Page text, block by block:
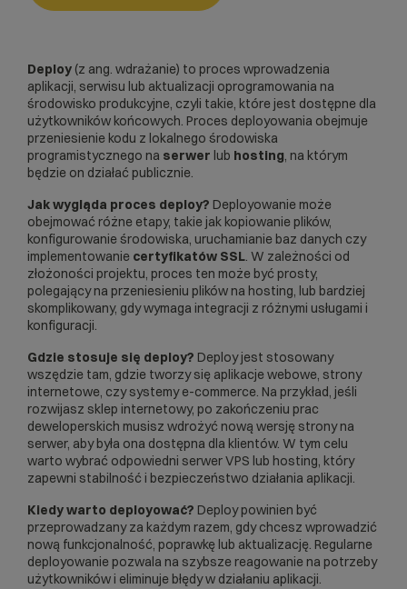
Deploy (z ang. wdrażanie) to proces wprowadzenia
aplikacji, serwisu lub aktualizacji oprogramowania na
środowisko produkcyjne, czyli takie, które jest dostępne dla
użytkowników końcowych. Proces deployowania obejmuje
przeniesienie kodu z lokalnego środowiska
programistycznego na serwer lub hosting, na którym
będzie on działać publicznie.
Jak wygląda proces deploy? Deployowanie może
obejmować różne etapy, takie jak kopiowanie plików,
konfigurowanie środowiska, uruchamianie baz danych czy
implementowanie certyfikatów SSL. W zależności od
złożoności projektu, proces ten może być prosty,
polegający na przeniesieniu plików na hosting, lub bardziej
skomplikowany, gdy wymaga integracji z różnymi usługami i
konfiguracji.
Gdzie stosuje się deploy? Deploy jest stosowany
wszędzie tam, gdzie tworzy się aplikacje webowe, strony
internetowe, czy systemy e-commerce. Na przykład, jeśli
rozwijasz sklep internetowy, po zakończeniu prac
deweloperskich musisz wdrożyć nową wersję strony na
serwer, aby była ona dostępna dla klientów. W tym celu
warto wybrać odpowiedni serwer VPS lub hosting, który
zapewni stabilność i bezpieczeństwo działania aplikacji.
Kiedy warto deployować? Deploy powinien być
przeprowadzany za każdym razem, gdy chcesz wprowadzić
nową funkcjonalność, poprawkę lub aktualizację. Regularne
deployowanie pozwala na szybsze reagowanie na potrzeby
użytkowników i eliminuje błędy w działaniu aplikacji.